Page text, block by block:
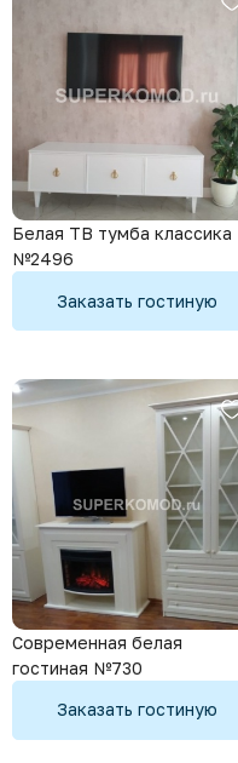
Белая ТВ тумба классика
№2496
Заказать гостиную
Современная белая
гостиная №730
Заказать гостиную